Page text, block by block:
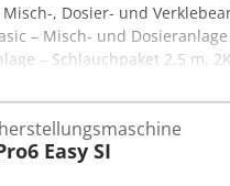
, Dosier- und
– Misch- und
– Schlauchpaket 2,5 m,
– Topfzeitüberwachung mit
Schwenkarmverlängerung
1000 mm –
2016/17 – Anlage wurde
S Ifedef – Besichtigung
Easy SI